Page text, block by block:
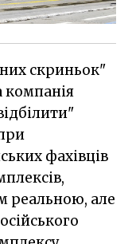
скриньок"
компанія
фахівців
реальною, але